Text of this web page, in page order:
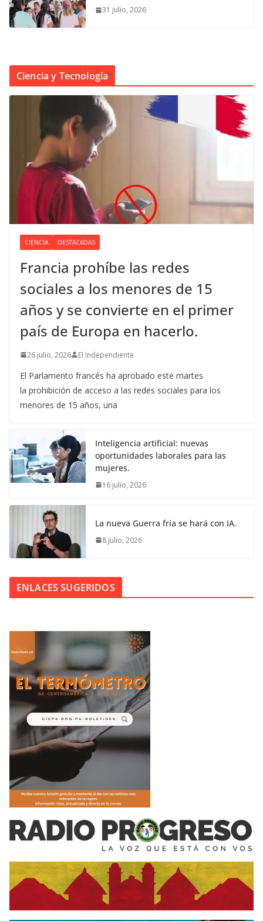
31 julio, 2026
Ciencia y Tecnología
CIENCIA DESTACADAS
Francia prohíbe las redes
sociales a los menores de 15
años y se convierte en el primer
país de Europa en hacerlo.
26 julio, 2026 El Independiente
El Parlamento francés ha aprobado este martes
la prohibición de acceso a las redes sociales para los
menores de 15 años, una
Inteligencia artificial: nuevas
oportunidades laborales para las
mujeres.
16 julio, 2026
La nueva Guerra fría se hará con IA.
8 julio, 2026
ENLACES SUGERIDOS